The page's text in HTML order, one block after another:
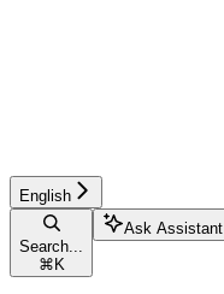
English
Search...
⌘ K
Ask Assistant